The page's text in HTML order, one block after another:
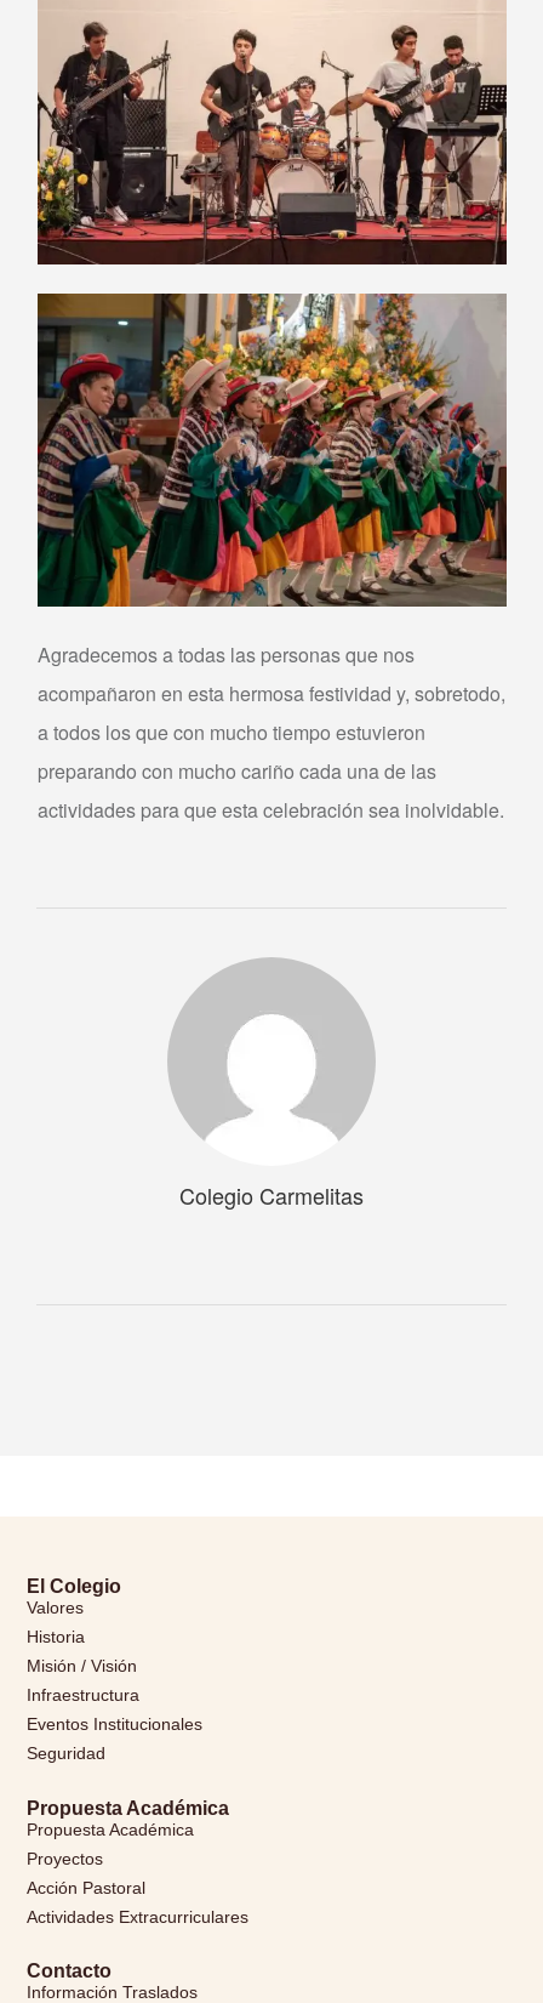
Agradecemos a todas las personas que nos
acompañaron en esta hermosa festividad y, sobretodo,
a todos los que con mucho tiempo estuvieron
preparando con mucho cariño cada una de las
actividades para que esta celebración sea inolvidable.
Colegio Carmelitas
El Colegio
Valores
Historia
Misión / Visión
Infraestructura
Eventos Institucionales
Seguridad
Propuesta Académica
Propuesta Académica
Proyectos
Acción Pastoral
Actividades Extracurriculares
Contacto
Información Traslados